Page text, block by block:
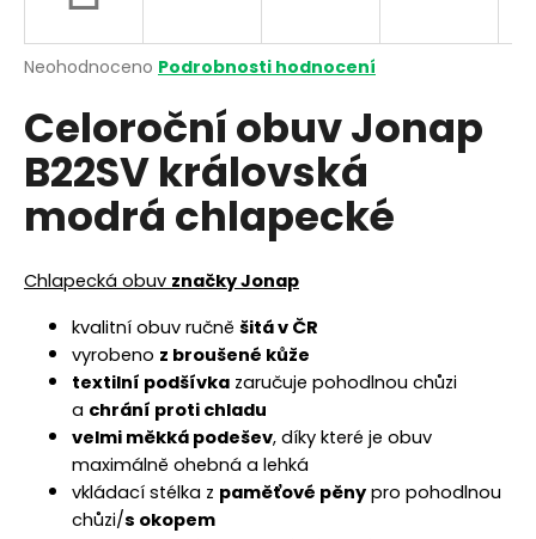
Průměrné
produktu
je
0,0
5
hvězdiček.
Neohodnoceno Podrobnosti hodnocení
Celoroční obuv Jonap
B22SV královská
modrá chlapecké
Chlapecká obuv značky Jonap
kvalitní obuv ručně šitá v ČR
vyrobeno z broušené kůže
textilní podšívka zaručuje pohodlnou chůzi
a chrání proti chladu
velmi měkká podešev, díky které je obuv
maximálně ohebná a lehká
vkládací stélka z paměťové pěny pro pohodlnou
chůzi/s okopem
j
t
?
HLEDAT